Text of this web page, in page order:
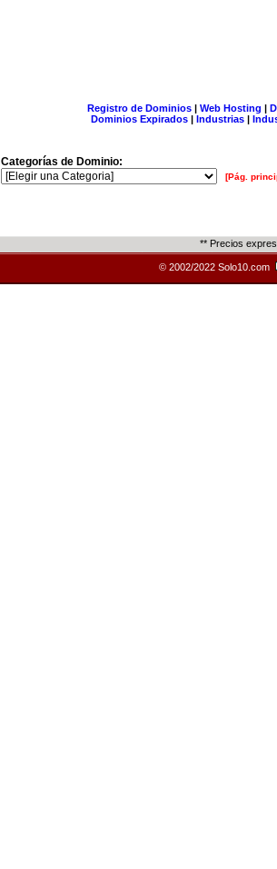
Registro de Dominios| Web Hosting |
Dominios Expirados | Industrias |
Categorías de Dominio:
[Pág.
** Precios
© 2002/2022 Solo10.com